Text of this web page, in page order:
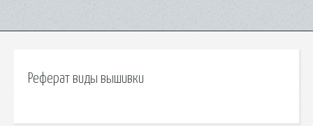
Реферат виды вышивки